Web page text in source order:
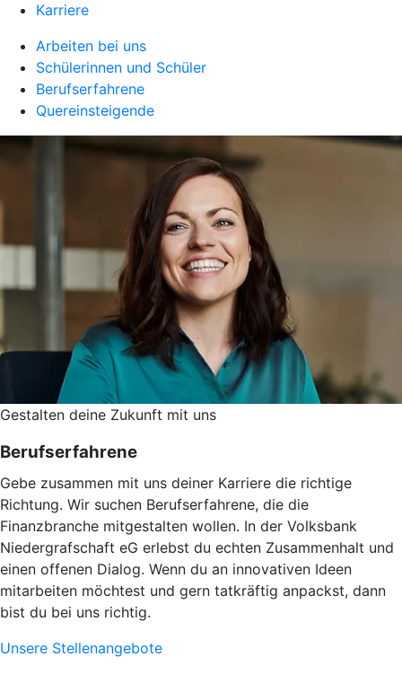
Karriere
Arbeiten bei uns
Schülerinnen und Schüler
Berufserfahrene
Quereinsteigende
Gestalten deine Zukunft mit uns
Berufserfahrene
Gebe zusammen mit uns deiner Karriere die richtige
Richtung. Wir suchen Berufserfahrene, die die
Finanzbranche mitgestalten wollen. In der Volksbank
Niedergrafschaft eG erlebst du echten Zusammenhalt und
einen offenen Dialog. Wenn du an innovativen Ideen
mitarbeiten möchtest und gern tatkräftig anpackst, dann
bist du bei uns richtig.
Unsere Stellenangebote